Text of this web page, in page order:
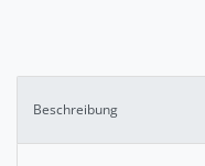
Beschreibung